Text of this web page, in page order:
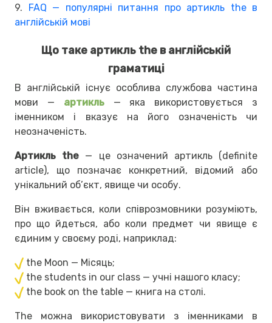
9.
FAQ — популярні питання про артикль the в
англійській мові
Що таке артикль the в англійській
граматиці
В англійській існує особлива службова частина
мови — артикль— яка використовується з
іменником і вказує на його означеність чи
неозначеність.
Артикль the — це означений артикль (definite
article), що позначає конкретний, відомий або
унікальний об’єкт, явище чи особу.
Він вживається, коли співрозмовники розуміють,
про що йдеться, або коли предмет чи явище є
єдиним у своєму роді, наприклад:
the Moon — Місяць;
the students in our class — учні нашого класу;
the book on the table — книга на столі.
The можна використовувати з іменниками в